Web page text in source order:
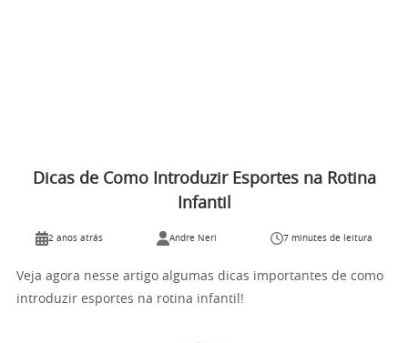
Dicas de Como Introduzir Esportes na Rotina
Infantil
2 anos atrás Andre Neri 7 minutes de leitura
Veja agora nesse artigo algumas dicas importantes de como
introduzir esportes na rotina infantil!